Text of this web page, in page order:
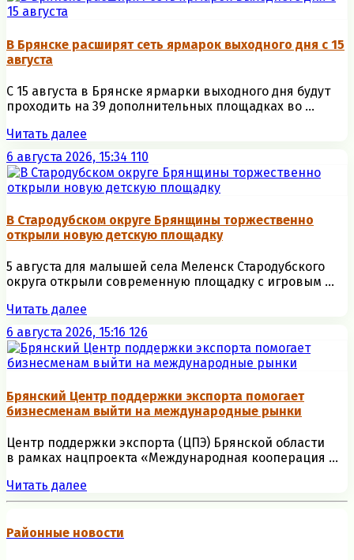
В Брянске расширят сеть ярмарок выходного дня с 15
августа
С 15 августа в Брянске ярмарки выходного дня будут
проходить на 39 дополнительных площадках во ...
Читать далее
6 августа 2026, 15:34 110
В Стародубском округе Брянщины торжественно
открыли новую детскую площадку
5 августа для малышей села Меленск Стародубского
округа открыли современную площадку с игровым ...
Читать далее
6 августа 2026, 15:16 126
Брянский Центр поддержки экспорта помогает
бизнесменам выйти на международные рынки
Центр поддержки экспорта (ЦПЭ) Брянской области
в рамках нацпроекта «Международная кооперация ...
Читать далее
Районные новости